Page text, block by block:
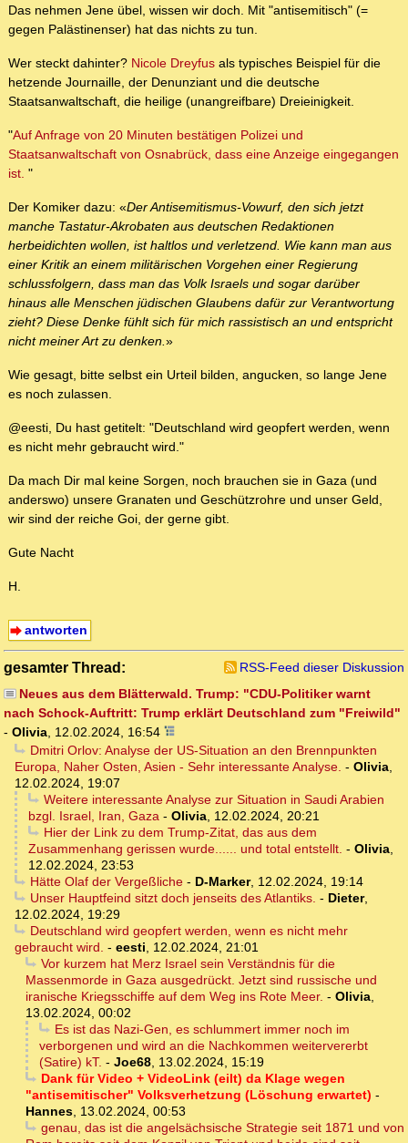
Das nehmen Jene übel, wissen wir doch. Mit "antisemitisch" (=
gegen Palästinenser) hat das nichts zu tun.
Wer steckt dahinter? Nicole Dreyfus als typisches Beispiel für die
hetzende Journaille, der Denunziant und die deutsche
Staatsanwaltschaft, die heilige (unangreifbare) Dreieinigkeit.
"Auf Anfrage von 20 Minuten bestätigen Polizei und
Staatsanwaltschaft von Osnabrück, dass eine Anzeige eingegangen
ist. "
Der Komiker dazu: «Der Antisemitismus-Vowurf, den sich jetzt
manche Tastatur-Akrobaten aus deutschen Redaktionen
herbeidichten wollen, ist haltlos und verletzend. Wie kann man aus
einer Kritik an einem militärischen Vorgehen einer Regierung
schlussfolgern, dass man das Volk Israels und sogar darüber
hinaus alle Menschen jüdischen Glaubens dafür zur Verantwortung
zieht? Diese Denke fühlt sich für mich rassistisch an und entspricht
nicht meiner Art zu denken.»
Wie gesagt, bitte selbst ein Urteil bilden, angucken, so lange Jene
es noch zulassen.
@eesti, Du hast getitelt: "Deutschland wird geopfert werden, wenn
es nicht mehr gebraucht wird."
Da mach Dir mal keine Sorgen, noch brauchen sie in Gaza (und
anderswo) unsere Granaten und Geschützrohre und unser Geld,
wir sind der reiche Goi, der gerne gibt.
Gute Nacht
H.
antworten
gesamter Thread:
RSS-Feed dieser Diskussion
Neues aus dem Blätterwald. Trump: "CDU-Politiker warnt
nach Schock-Auftritt: Trump erklärt Deutschland zum "Freiwild"
- Olivia, 12.02.2024, 16:54
Dmitri Orlov: Analyse der US-Situation an den Brennpunkten
Europa, Naher Osten, Asien - Sehr interessante Analyse. - Olivia,
12.02.2024, 19:07
Weitere interessante Analyse zur Situation in Saudi Arabien
bzgl. Israel, Iran, Gaza - Olivia, 12.02.2024, 20:21
Hier der Link zu dem Trump-Zitat, das aus dem
Zusammenhang gerissen wurde...... und total entstellt. - Olivia,
12.02.2024, 23:53
Hätte Olaf der Vergeßliche- D-Marker, 12.02.2024, 19:14
Unser Hauptfeind sitzt doch jenseits des Atlantiks. - Dieter,
12.02.2024, 19:29
Deutschland wird geopfert werden, wenn es nicht mehr
gebraucht wird. - eesti, 12.02.2024, 21:01
Vor kurzem hat Merz Israel sein Verständnis für die
Massenmorde in Gaza ausgedrückt. Jetzt sind russische und
iranische Kriegsschiffe auf dem Weg ins Rote Meer. - Olivia,
13.02.2024, 00:02
Es ist das Nazi-Gen, es schlummert immer noch im
verborgenen und wird an die Nachkommen weitervererbt
(Satire) kT. - Joe68, 13.02.2024, 15:19
Dank für Video + VideoLink (eilt) da Klage wegen
"antisemitischer" Volksverhetzung (Löschung erwartet) -
Hannes, 13.02.2024, 00:53
genau, das ist die angelsächsische Strategie seit 1871 und von